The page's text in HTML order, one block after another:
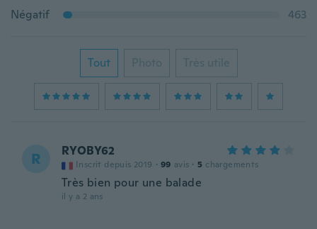
Négatif
463
Tout Photo Très utile
R RYOBY62
Inscrit depuis 2019 · 99 avis · 5 chargements
Très bien pour une balade
il y a 2 ans